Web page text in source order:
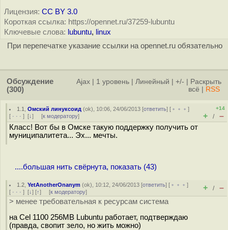
Лицензия: CC BY 3.0
Короткая ссылка: https://opennet.ru/37259-lubuntu
Ключевые слова: lubuntu, linux
При перепечатке указание ссылки на opennet.ru обязательно
Обсуждение
(300)
Ajax 1 уровень Линейный +/-
Раскрыть
всё
RSS
1.1 ,Омский линуксоид (ok), 10:06, 24/06/2013 [ответить] [ ﹢﹢﹢]
[ · · · ] [↓] [к модератору]
+14
+ / –
Класс! Вот бы в Омске такую поддержку получить от
муниципалитета... Эх... мечты.
....большая нить свёрнута, показать (43)
1.2 ,YetAnotherOnanym (ok), 10:12, 24/06/2013 [ответить] [ ﹢﹢﹢]
[ · · · ] [↓] [↑] [к модератору] + / –
> менее требовательная к ресурсам система
на Cel 1100 256MB Lubuntu работает, подтверждаю
(правда, свопит зело, но жить можно)